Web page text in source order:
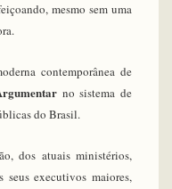
mesmo sem uma
contemporânea de
no sistema de
do Brasil.
dos atuais ministérios,
seus executivos maiores,